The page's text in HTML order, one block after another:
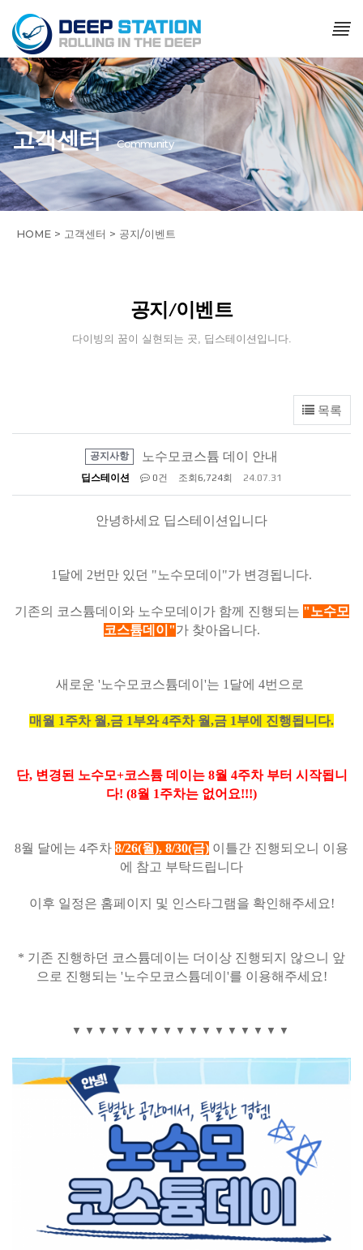
고객센터 Community
HOME > 고객센터 > 공지/이벤트
공지/이벤트
다이빙의 꿈이 실현되는 곳, 딥스테이션입니다.
목록
공지사항 노수모코스튬 데이 안내
딥스테이션 0건 조회 6,724회 24.07.31
안녕하세요 딥스테이션입니다
1달에 2번만 있던 "노수모데이"가 변경됩니다.
기존의 코스튬데이와 노수모데이가 함께 진행되는 "노수모
코스튬데이"가 찾아옵니다.
새로운 '노수모코스튬데이'는 1달에 4번으로
매월 1주차 월,금 1부와 4주차 월,금 1부에 진행됩니다.
단, 변경된 노수모+코스튬 데이는 8월 4주차 부터 시작됩니
다! (8월 1주차는 없어요!!!)
8월 달에는 4주차 8/26(월), 8/30(금) 이틀간 진행되오니 이용
에 참고 부탁드립니다
이후 일정은 홈페이지 및 인스타그램을 확인해주세요!
* 기존 진행하던 코스튬데이는 더이상 진행되지 않으니 앞
으로 진행되는 '노수모코스튬데이'를 이용해주세요!
▼ ▼ ▼ ▼ ▼ ▼ ▼ ▼ ▼ ▼ ▼ ▼ ▼ ▼ ▼ ▼ ▼